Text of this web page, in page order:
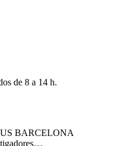
de 8 a 14 h.
BARCELONA